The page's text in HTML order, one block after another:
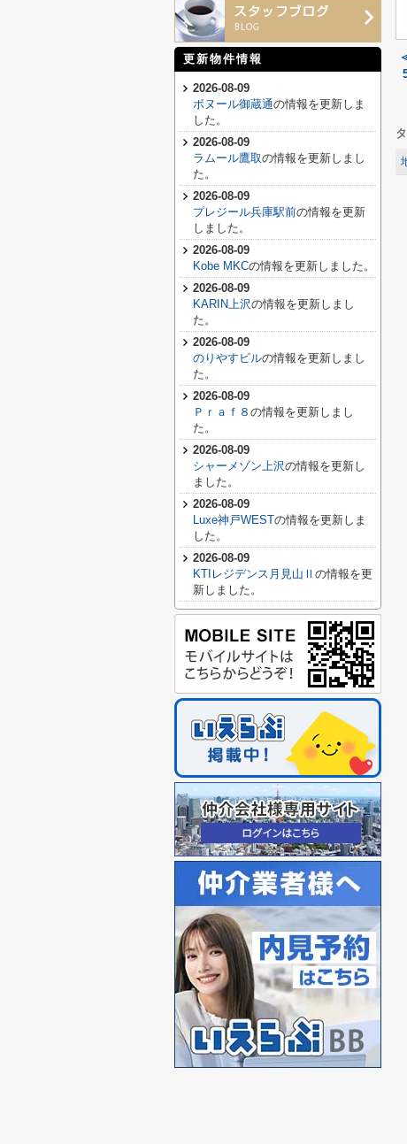
更新物件情報
2026-08-09
ボヌール御蔵通の情報を更新しま
した。
2026-08-09
ラムール鷹取の情報を更新しまし
た。
2026-08-09
プレジール兵庫駅前の情報を更新
しました。
2026-08-09
Kobe MKCの情報を更新しました。
2026-08-09
KARIN上沢の情報を更新しまし
た。
2026-08-09
のりやすビルの情報を更新しまし
た。
2026-08-09
Ｐｒａｆ８ の情報を更新しまし
た。
2026-08-09
シャーメゾン上沢の情報を更新し
ました。
2026-08-09
Luxe神戸WESTの情報を更新しま
した。
2026-08-09
KTIレジデンス月見山Ⅱ の情報を更
新しました。